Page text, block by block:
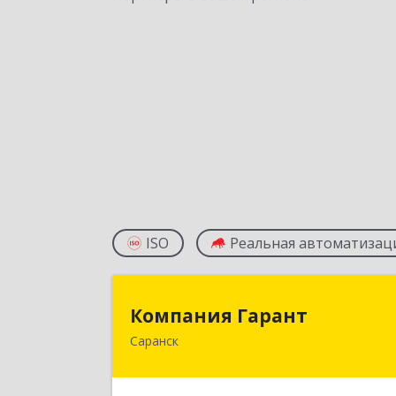
ISO Реальная
Компания Гарант
Саранск430005, Мордовия Респ, Саранск г,